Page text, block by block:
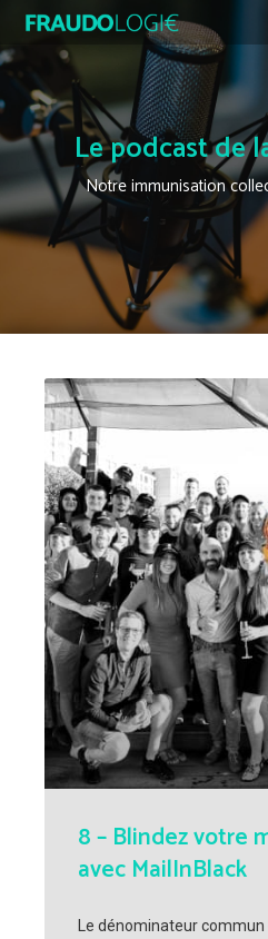
Le podcast de
Notre immunisation
8 – Blindez votre
avec MailInBlack
Le dénominateur